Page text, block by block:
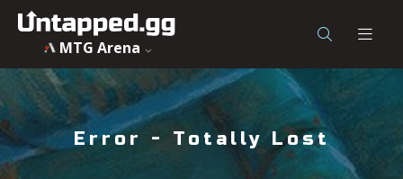
MTG Arena
Error - Totally Lost